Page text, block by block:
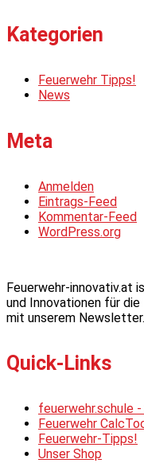
Kategorien
Feuerwehr Tipps!
News
Meta
Anmelden
Eintrags-Feed
Kommentar-Feed
WordPress.org
Feuerwehr-innovativ.at
und Innovationen für
mit unserem Newsletter.
Quick-Links
feuerwehr.schule -
Feuerwehr
Feuerwehr-Tipps!
Unser Shop